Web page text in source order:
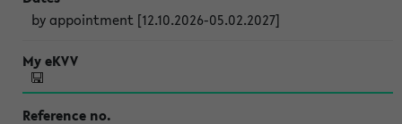
by appointment [12.10.2026-05.02.2027]